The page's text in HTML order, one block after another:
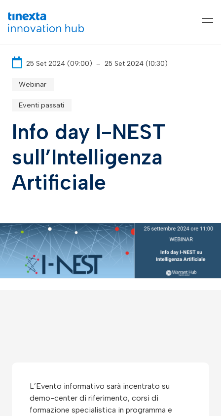
25 Set 2024 (09:00) – 25 Set 2024 (10:30)
Webinar
Eventi passati
Info day I-NEST
sull’Intelligenza
Artificiale
L’Evento informativo sarà incentrato su
demo-center di riferimento, corsi di
formazione specialistica in programma e